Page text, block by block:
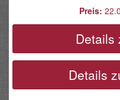
Preis:
Details
Details